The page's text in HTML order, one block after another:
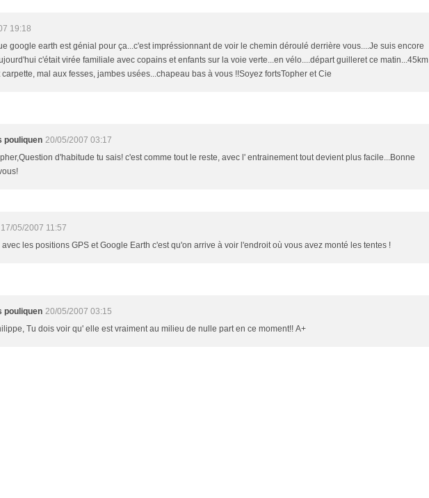
19:18
google earth est génial pour ça...c'est impréssionnant de voir le chemin déroulé derrière vous....Je suis encore
c'était virée familiale avec copains et enfants sur la voie verte...en vélo....départ guilleret ce matin...45km
mal aux fesses, jambes usées...chapeau bas à vous !!Soyez fortsTopher et Cie
pouliquen 20/05/2007 03:17
d'habitude tu sais! c'est comme tout le reste, avec l' entrainement tout devient plus facile...Bonne
17/05/2007 11:57
les positions GPS et Google Earth c'est qu'on arrive à voir l'endroit où vous avez monté les tentes !
pouliquen 20/05/2007 03:15
Tu dois voir qu' elle est vraiment au milieu de nulle part en ce moment!! A+